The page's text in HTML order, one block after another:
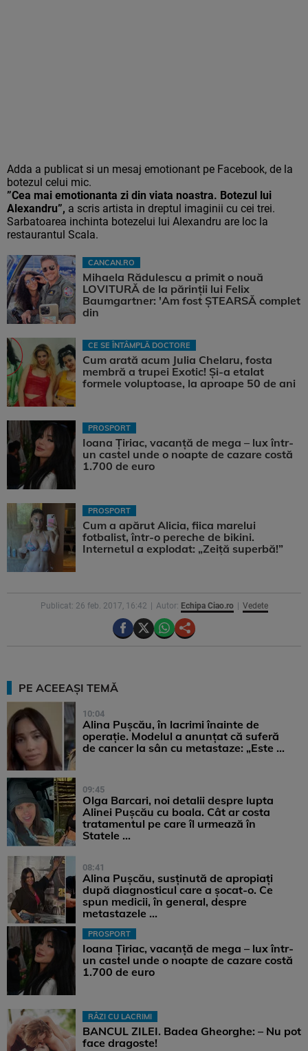
Adda a publicat si un mesaj emotionant pe Facebook, de la
botezul celui mic.
”Cea mai emotionanta zi din viata noastra. Botezul lui
Alexandru”, a scris artista in dreptul imaginii cu cei trei.
Sarbatoarea inchinta botezelui lui Alexandru are loc la
restaurantul Scala.
CANCAN.RO
Mihaela Rădulescu a primit o nouă
LOVITURĂ de la părinții lui Felix
Baumgartner: 'Am fost ȘTEARSĂ complet
din
CE SE ÎNTÂMPLĂ DOCTORE
Cum arată acum Julia Chelaru, fosta
membră a trupei Exotic! Și-a etalat
formele voluptoase, la aproape 50 de ani
PROSPORT
Ioana Țiriac, vacanță de mega – lux într-
un castel unde o noapte de cazare costă
1.700 de euro
PROSPORT
Cum a apărut Alicia, fiica marelui
fotbalist, într-o pereche de bikini.
Internetul a explodat: „Zeiță superbă!”
Publicat: 26 feb. 2017, 16:42 Autor: Echipa Ciao.ro Vedete
PE ACEEAȘI TEMĂ
10:04
Alina Pușcău, în lacrimi înainte de
operație. Modelul a anunțat că suferă
de cancer la sân cu metastaze: „Este ...
09:45
Olga Barcari, noi detalii despre lupta
Alinei Pușcău cu boala. Cât ar costa
tratamentul pe care îl urmează în
Statele ...
08:41
Alina Pușcău, susținută de apropiați
după diagnosticul care a șocat-o. Ce
spun medicii, în general, despre
metastazele ...
PROSPORT
Ioana Țiriac, vacanță de mega – lux într-
un castel unde o noapte de cazare costă
1.700 de euro
RÂZI CU LACRIMI
BANCUL ZILEI. Badea Gheorghe: – Nu pot
face dragoste!